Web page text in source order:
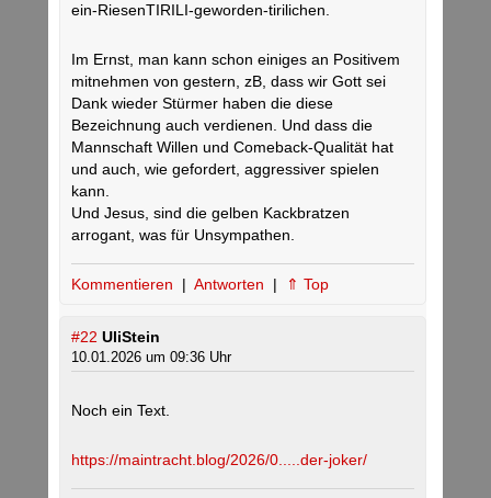
ein-RiesenTIRILI-geworden-tirilichen.
Im Ernst, man kann schon einiges an Positivem
mitnehmen von gestern, zB, dass wir Gott sei
Dank wieder Stürmer haben die diese
Bezeichnung auch verdienen. Und dass die
Mannschaft Willen und Comeback-Qualität hat
und auch, wie gefordert, aggressiver spielen
kann.
Und Jesus, sind die gelben Kackbratzen
arrogant, was für Unsympathen.
Kommentieren | Antworten | ⇑ Top
#22 UliStein
10.01.2026 um 09:36 Uhr
Noch ein Text.
https://maintracht.blog/2026/0.....der-joker/